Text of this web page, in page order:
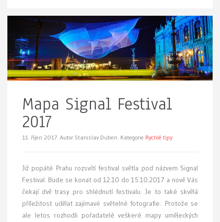
Mapa Signal Festival
2017
11. říjen 2017. Autor Stanislav Duben. Kategorie Rychlé tipy
Již popáté Prahu rozsvítí festival světla pod názvem Signal
Festival. Bude se konat od 12.10 do 15.10.2017 a nově Vás
čekají dvě trasy pro shlédnutí festivalu. Je to také skvělá
příležitost udělat zajímavé světelné fotografie. Protože se
ale letos rozhodli pořadatelé veškeré mapy uměleckých